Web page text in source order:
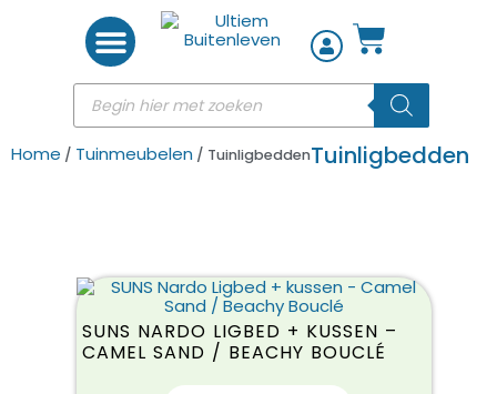
Home / Tuinmeubelen / TuinligbeddenTuinligbedden
SUNS NARDO LIGBED + KUSSEN –
CAMEL SAND / BEACHY BOUCLÉ